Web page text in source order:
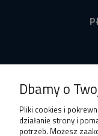
Dbamy o
Pliki cookies i
działanie strony i
potrzeb. Możesz